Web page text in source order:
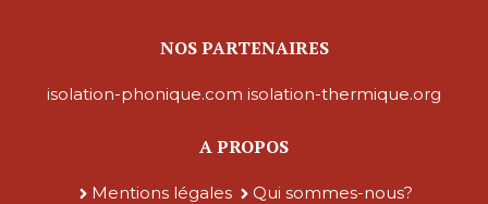
NOS PARTENAIRES
isolation-phonique.com isolation-thermique.org
A PROPOS
Mentions légales Qui sommes-nous?